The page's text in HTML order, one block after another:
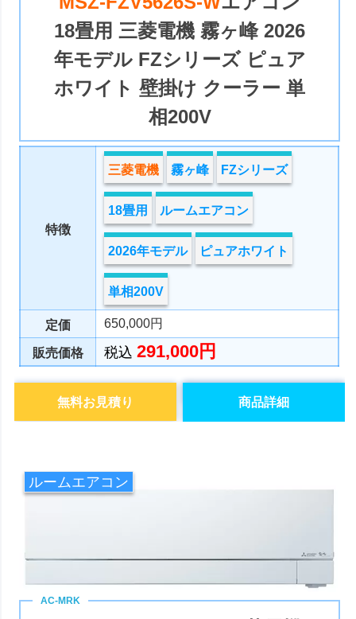
18畳用 三菱電機 霧ヶ峰 2026
年モデル FZシリーズ ピュア
ホワイト 壁掛け クーラー 単
相200V
特徴
三菱電機 霧ヶ峰 FZシリーズ
18畳用 ルームエアコン
2026年モデル ピュアホワイト
単相200V
定価 650,000円
販売価格 税込291,000円
商品詳細
無料お見積り
ルームエアコン